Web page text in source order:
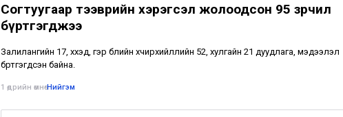
Согтуугаар тээврийн хэрэгсэл жолоодсон 95 зөрчил
бүртгэгджээ
Залилангийн 17, хүүхэд, гэр бүлийн хүчирхийллийн 52, хулгайн 21 дуудлага, мэдээлэл
бүртгэгдсэн байна.
1 өдрийн өмнө•Нийгэм